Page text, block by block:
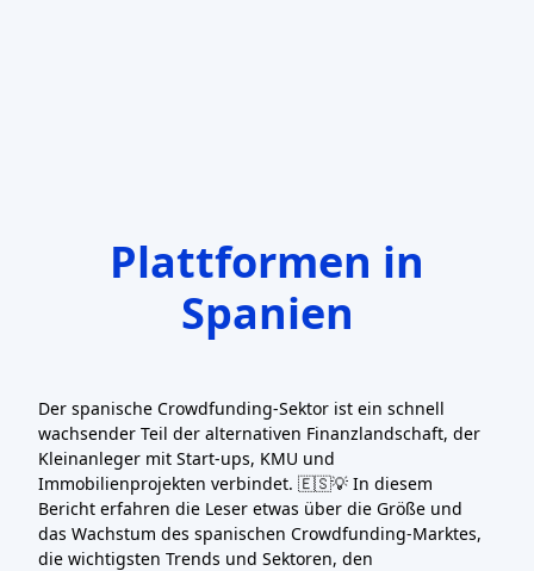
Plattformen in
Spanien
Der spanische Crowdfunding-Sektor ist ein schnell
wachsender Teil der alternativen Finanzlandschaft, der
Kleinanleger mit Start-ups, KMU und
Immobilienprojekten verbindet. 🇪🇸💡 In diesem
Bericht erfahren die Leser etwas über die Größe und
das Wachstum des spanischen Crowdfunding-Marktes,
die wichtigsten Trends und Sektoren, den